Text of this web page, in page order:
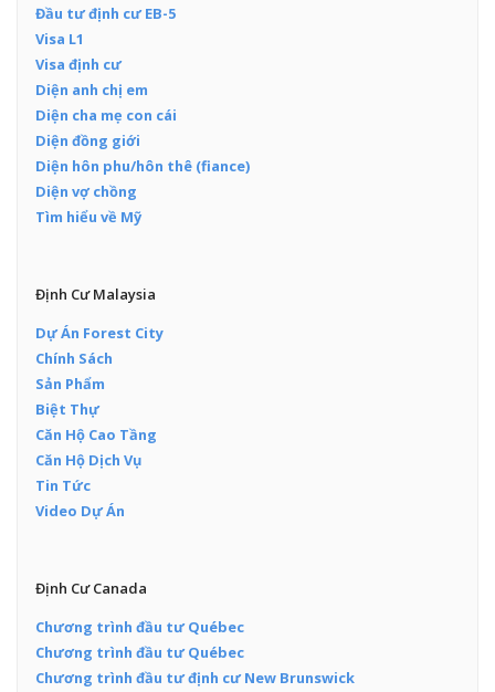
Đầu tư định cư EB-5
Visa L1
Visa định cư
Diện anh chị em
Diện cha mẹ con cái
Diện đồng giới
Diện hôn phu/hôn thê (fiance)
Diện vợ chồng
Tìm hiểu về Mỹ
Định Cư Malaysia
Dự Án Forest City
Chính Sách
Sản Phẩm
Biệt Thự
Căn Hộ Cao Tầng
Căn Hộ Dịch Vụ
Tin Tức
Video Dự Án
Định Cư Canada
Chương trình đầu tư Québec
Chương trình đầu tư Québec
Chương trình đầu tư định cư New Brunswick